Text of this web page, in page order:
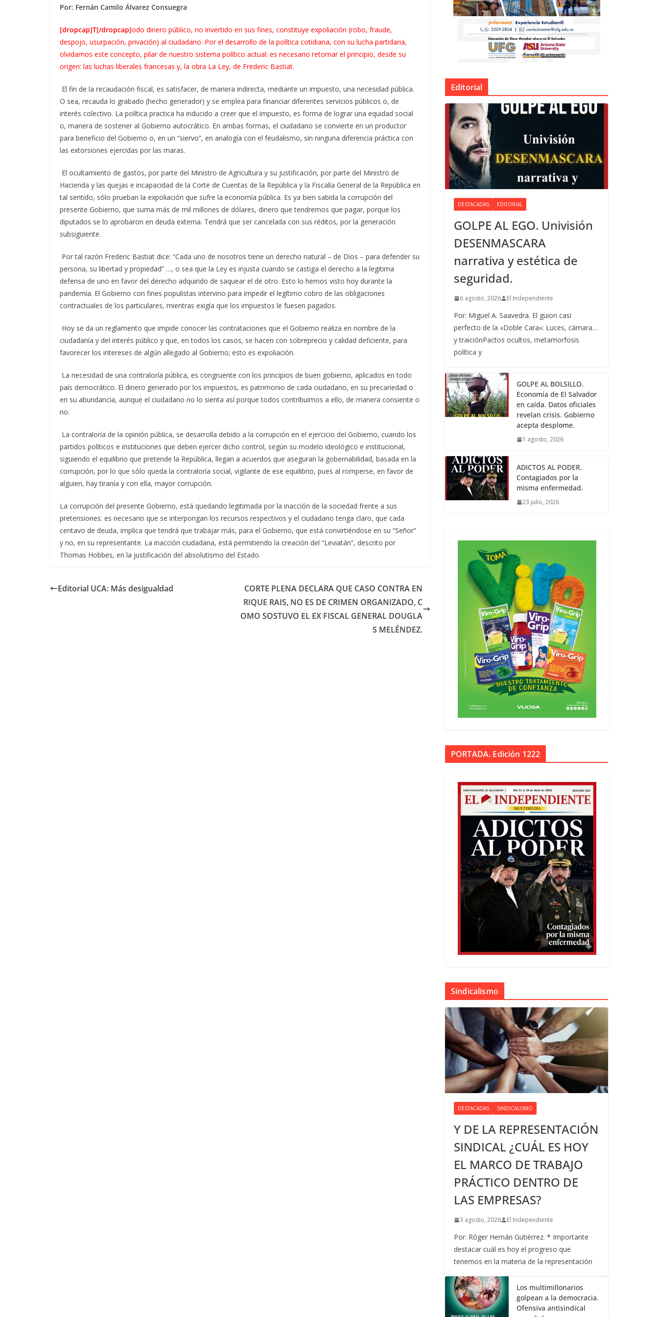
Por: Fernán Camilo Álvarez Consuegra
[dropcap]T[/dropcap]odo dinero público, no invertido en sus fines, constituye expoliación (robo, fraude,
despojo, usurpación, privación) al ciudadano. Por el desarrollo de la política cotidiana, con su lucha partidaria,
olvidamos este concepto, pilar de nuestro sistema político actual: es necesario retomar el principio, desde su
origen: las luchas liberales francesas y, la obra La Ley, de Frederic Bastiat.
El fin de la recaudación fiscal, es satisfacer, de manera indirecta, mediante un impuesto, una necesidad pública.
O sea, recauda lo grabado (hecho generador) y se emplea para financiar diferentes servicios públicos o, de
interés colectivo. La política practica ha inducido a creer que el impuesto, es forma de lograr una equidad social
o, manera de sostener al Gobierno autocrático. En ambas formas, el ciudadano se convierte en un productor
para beneficio del Gobierno o, en un “siervo”, en analogía con el feudalismo, sin ninguna diferencia práctica con
las extorsiones ejercidas por las maras.
El ocultamiento de gastos, por parte del Ministro de Agricultura y su justificación, por parte del Ministro de
Hacienda y las quejas e incapacidad de la Corte de Cuentas de la República y la Fiscalía General de la República en
tal sentido, sólo prueban la expoliación que sufre la economía pública. Es ya bien sabida la corrupción del
presente Gobierno, que suma más de mil millones de dólares, dinero que tendremos que pagar, porque los
diputados se lo aprobaron en deuda externa. Tendrá que ser cancelada con sus réditos, por la generación
subsiguiente.
Por tal razón Frederic Bastiat dice: “Cada uno de nosotros tiene un derecho natural – de Dios – para defender su
persona, su libertad y propiedad” …, o sea que la Ley es injusta cuando se castiga el derecho a la legitima
defensa de uno en favor del derecho adquirido de saquear el de otro. Esto lo hemos visto hoy durante la
pandemia. El Gobierno con fines populistas intervino para impedir el legítimo cobro de las obligaciones
contractuales de los particulares, mientras exigía que los impuestos le fuesen pagados.
Hoy se da un reglamento que impide conocer las contrataciones que el Gobierno realiza en nombre de la
ciudadanía y del interés público y que, en todos los casos, se hacen con sobreprecio y calidad deficiente, para
favorecer los intereses de algún allegado al Gobierno; esto es expoliación.
La necesidad de una contraloría pública, es congruente con los principios de buen gobierno, aplicados en todo
país democrático. El dinero generado por los impuestos, es patrimonio de cada ciudadano, en su precariedad o
en su abundancia, aunque el ciudadano no lo sienta así porque todos contribuimos a ello, de manera consiente o
no.
La contraloría de la opinión pública, se desarrolla debido a la corrupción en el ejercicio del Gobierno, cuando los
partidos políticos e instituciones que deben ejercer dicho control, según su modelo ideológico e institucional,
siguiendo el equilibrio que pretende la República, llegan a acuerdos que aseguran la gobernabilidad, basada en la
corrupción, por lo que sólo queda la contraloría social, vigilante de ese equilibrio, pues al romperse, en favor de
alguien, hay tiranía y con ella, mayor corrupción.
La corrupción del presente Gobierno, está quedando legitimada por la inacción de la sociedad frente a sus
pretensiones: es necesario que se interpongan los recursos respectivos y el ciudadano tenga claro, que cada
centavo de deuda, implica que tendrá que trabajar más, para el Gobierno, que está convirtiéndose en su “Señor”
y no, en su representante. La inacción ciudadana, está permitiendo la creación del “Leviatán”, descrito por
Thomas Hobbes, en la justificación del absolutismo del Estado.
Editorial UCA: Más desigualdad
CORTE PLENA DECLARA QUE CASO CONTRA EN
RIQUE RAIS, NO ES DE CRIMEN ORGANIZADO, C
OMO SOSTUVO EL EX FISCAL GENERAL DOUGLA
S MELÉNDEZ.
Editorial
DESTACADAS EDITORIAL
GOLPE AL EGO. Univisión
DESENMASCARA
narrativa y estética de
seguridad.
6 agosto, 2026 El Independiente
Por: Miguel A. Saavedra. El guion casi
perfecto de la «Doble Cara»: Luces, cámara…
y traiciónPactos ocultos, metamorfosis
política y
GOLPE AL BOLSILLO.
Economía de El Salvador
en caída. Datos oficiales
revelan crisis. Gobierno
acepta desplome.
1 agosto, 2026
ADICTOS AL PODER.
Contagiados por la
misma enfermedad.
23 julio, 2026
PORTADA. Edición 1222
Sindicalismo
DESTACADAS SINDICALISMO
Y DE LA REPRESENTACIÓN
SINDICAL ¿CUÁL ES HOY
EL MARCO DE TRABAJO
PRÁCTICO DENTRO DE
LAS EMPRESAS?
3 agosto, 2026 El Independiente
Por: Róger Hernán Gutiérrez. * Importante
destacar cuál es hoy el progreso que
tenemos en la materia de la representación
Los multimillonarios
golpean a la democracia.
Ofensiva antisindical